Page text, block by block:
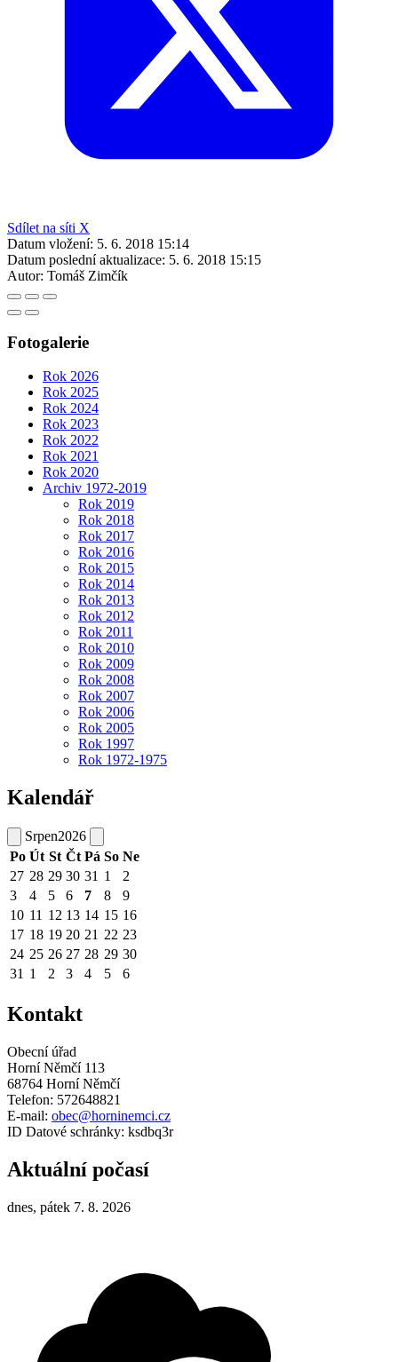
Sdílet na síti X
Datum vložení: 5. 6. 2018 15:14
Datum poslední aktualizace: 5. 6. 2018 15:15
Autor: Tomáš Zimčík
Fotogalerie
Rok 2026
Rok 2025
Rok 2024
Rok 2023
Rok 2022
Rok 2021
Rok 2020
Archiv 1972-2019
Rok 2019
Rok 2018
Rok 2017
Rok 2016
Rok 2015
Rok 2014
Rok 2013
Rok 2012
Rok 2011
Rok 2010
Rok 2009
Rok 2008
Rok 2007
Rok 2006
Rok 2005
Rok 1997
Rok 1972-1975
Kalendář
Srpen2026
Po Út St Čt Pá So Ne
27 28 29 30 31 1
2
3
4 5 6 7 8
9
10 11 12 13 14 15 16
17 18 19 20 21 22 23
24 25 26 27 28 29 30
31 1 2 3 4 5 6
Kontakt
Obecní úřad
Horní Němčí 113
68764 Horní Němčí
Telefon: 572648821
E-mail: obec@horninemci.cz
ID Datové schránky: ksdbq3r
Aktuální počasí
dnes, pátek 7. 8. 2026